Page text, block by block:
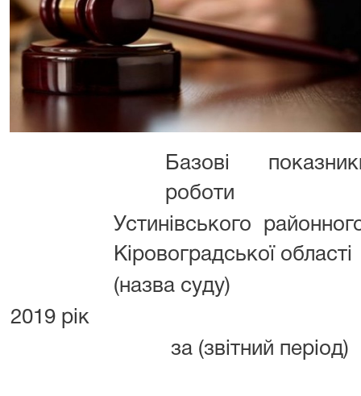
Базові
роботи
Устинівського
Кіровоградської області
(назва суду)
2019 рік
за (звітний період)